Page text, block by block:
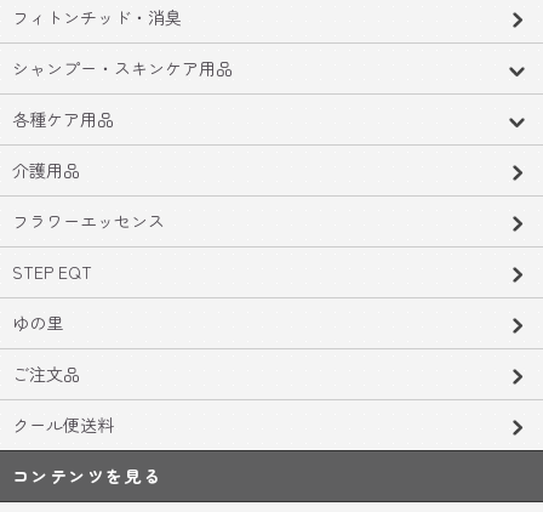
フィトンチッド・消臭
シャンプー・スキンケア用品
各種ケア用品
介護用品
フラワーエッセンス
STEP EQT
ゆの里
ご注文品
クール便送料
コンテンツを見る